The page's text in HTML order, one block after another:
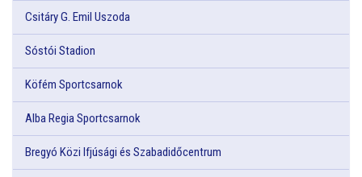
Csitáry G. Emil Uszoda
Sóstói Stadion
Köfém Sportcsarnok
Alba Regia Sportcsarnok
Bregyó Közi Ifjúsági és Szabadidőcentrum